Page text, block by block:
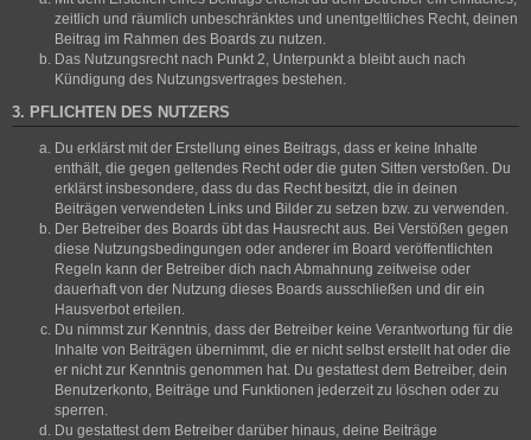
zeitlich und räumlich unbeschränktes und unentgeltliches Recht, deinen
Beitrag im Rahmen des Boards zu nutzen.
Das Nutzungsrecht nach Punkt 2, Unterpunkt a bleibt auch nach
Kündigung des Nutzungsvertrages bestehen.
3. PFLICHTEN DES NUTZERS
Du erklärst mit der Erstellung eines Beitrags, dass er keine Inhalte
enthält, die gegen geltendes Recht oder die guten Sitten verstoßen. Du
erklärst insbesondere, dass du das Recht besitzt, die in deinen
Beiträgen verwendeten Links und Bilder zu setzen bzw. zu verwenden.
Der Betreiber des Boards übt das Hausrecht aus. Bei Verstößen gegen
diese Nutzungsbedingungen oder anderer im Board veröffentlichten
Regeln kann der Betreiber dich nach Abmahnung zeitweise oder
dauerhaft von der Nutzung dieses Boards ausschließen und dir ein
Hausverbot erteilen.
Du nimmst zur Kenntnis, dass der Betreiber keine Verantwortung für die
Inhalte von Beiträgen übernimmt, die er nicht selbst erstellt hat oder die
er nicht zur Kenntnis genommen hat. Du gestattest dem Betreiber, dein
Benutzerkonto, Beiträge und Funktionen jederzeit zu löschen oder zu
sperren.
Du gestattest dem Betreiber darüber hinaus, deine Beiträge